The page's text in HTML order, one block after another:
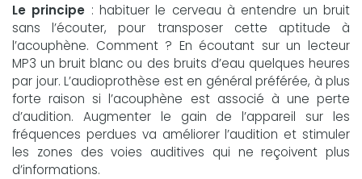
Le principe : habituer le cerveau à entendre un bruit
sans l’écouter, pour transposer cette aptitude à
l’acouphène. Comment ? En écoutant sur un lecteur
MP3 un bruit blanc ou des bruits d’eau quelques heures
par jour. L’audioprothèse est en général préférée, à plus
forte raison si l’acouphène est associé à une perte
d’audition. Augmenter le gain de l’appareil sur les
fréquences perdues va améliorer l’audition et stimuler
les zones des voies auditives qui ne reçoivent plus
d’informations.